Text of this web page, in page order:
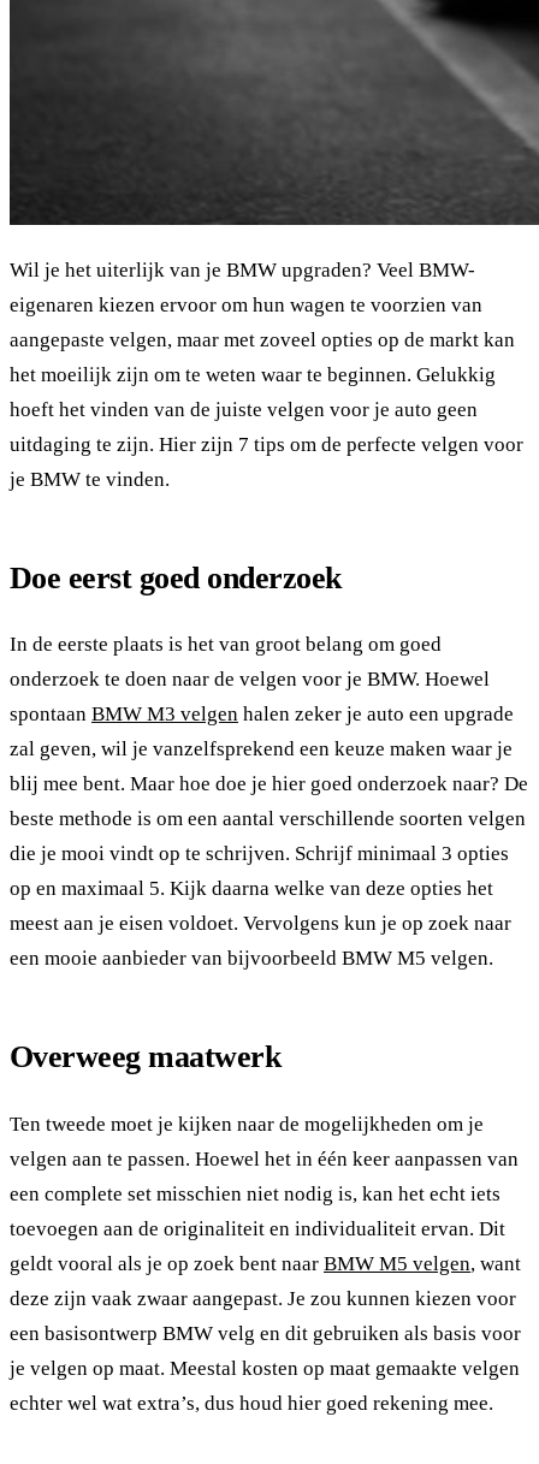
Wil je het uiterlijk van je BMW upgraden? Veel BMW-
eigenaren kiezen ervoor om hun wagen te voorzien van
aangepaste velgen, maar met zoveel opties op de markt kan
het moeilijk zijn om te weten waar te beginnen. Gelukkig
hoeft het vinden van de juiste velgen voor je auto geen
uitdaging te zijn. Hier zijn 7 tips om de perfecte velgen voor
je BMW te vinden.
Doe eerst goed onderzoek
In de eerste plaats is het van groot belang om goed
onderzoek te doen naar de velgen voor je BMW. Hoewel
spontaan BMW M3 velgen halen zeker je auto een upgrade
zal geven, wil je vanzelfsprekend een keuze maken waar je
blij mee bent. Maar hoe doe je hier goed onderzoek naar? De
beste methode is om een aantal verschillende soorten velgen
die je mooi vindt op te schrijven. Schrijf minimaal 3 opties
op en maximaal 5. Kijk daarna welke van deze opties het
meest aan je eisen voldoet. Vervolgens kun je op zoek naar
een mooie aanbieder van bijvoorbeeld BMW M5 velgen.
Overweeg maatwerk
Ten tweede moet je kijken naar de mogelijkheden om je
velgen aan te passen. Hoewel het in één keer aanpassen van
een complete set misschien niet nodig is, kan het echt iets
toevoegen aan de originaliteit en individualiteit ervan. Dit
geldt vooral als je op zoek bent naar BMW M5 velgen, want
deze zijn vaak zwaar aangepast. Je zou kunnen kiezen voor
een basisontwerp BMW velg en dit gebruiken als basis voor
je velgen op maat. Meestal kosten op maat gemaakte velgen
echter wel wat extra’s, dus houd hier goed rekening mee.